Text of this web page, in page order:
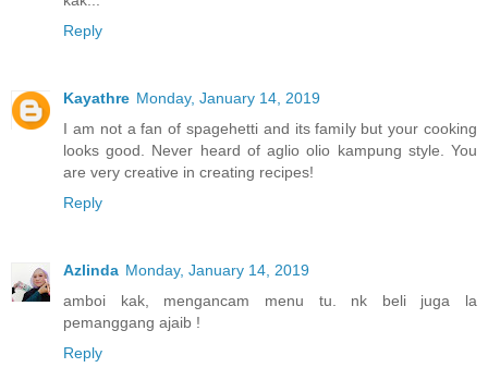
Reply
Kayathre Monday, January 14, 2019
I am not a fan of spagehetti and its family but your cooking
looks good. Never heard of aglio olio kampung style. You
are very creative in creating recipes!
Reply
Azlinda Monday, January 14, 2019
amboi kak, mengancam menu tu. nk beli juga la
pemanggang ajaib !
Reply